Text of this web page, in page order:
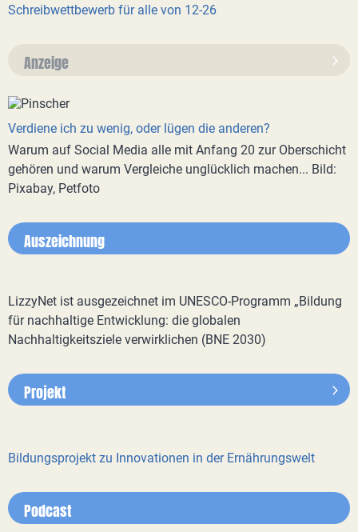
Schreibwettbewerb für alle von 12-26
Anzeige
Verdiene ich zu wenig, oder lügen die anderen?
Warum auf Social Media alle mit Anfang 20 zur Oberschicht
gehören und warum Vergleiche unglücklich machen... Bild:
Pixabay, Petfoto
Auszeichnung
LizzyNet ist ausgezeichnet im UNESCO-Programm „Bildung
für nachhaltige Entwicklung: die globalen
Nachhaltigkeitsziele verwirklichen (BNE 2030)
Projekt
Bildungsprojekt zu Innovationen in der Ernährungswelt
Podcast